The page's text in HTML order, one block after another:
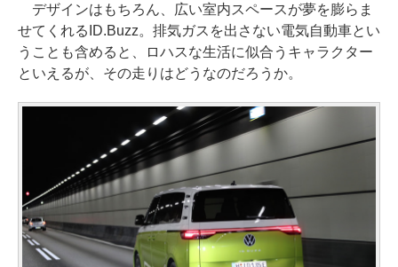
デザインはもちろん、広い室内スペースが夢を膨らま
せてくれるID.Buzz。排気ガスを出さない電気自動車とい
うことも含めると、ロハスな生活に似合うキャラクター
といえるが、その走りはどうなのだろうか。